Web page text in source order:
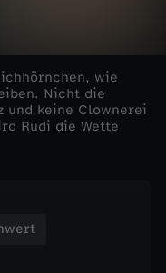
wie
Nicht die
und keine Clownerei
Rudi die Wette